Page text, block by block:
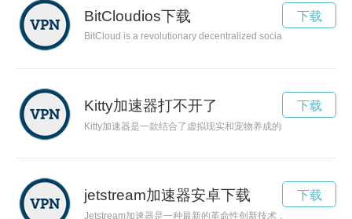
BitCloudios下载
BitCloud is a revolutionary decentralized social media
下载
Kitty加速器打不开了
Kitty加速器是一款结合了虚拟现实和宠物养成的科技产品，让
下载
jetstream加速器安卓下载
Jetstream加速器是一种最新的革命性创新技术，以其高速和能
下载